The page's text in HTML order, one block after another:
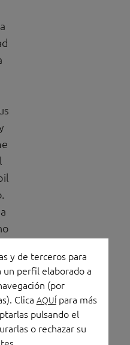
y de terceros para
un perfil elaborado a
(por
Clica AQUÍpara más
pulsando el
o rechazar su